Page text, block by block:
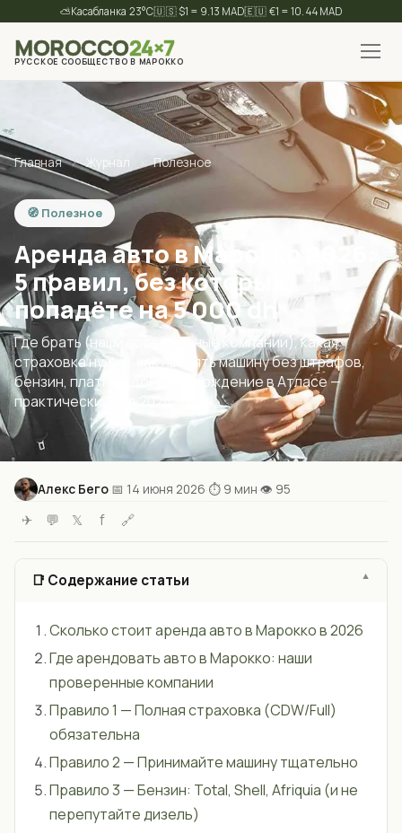
⛅ 23°C🇺🇸 $1 = 9.13 MAD🇪🇺 €1 = 10.44 MAD
MOROCCO24×7
РУССКОЕ СООБЩЕСТВО В МАРОККО
Найти ✕
Главная › Журнал Полезное
🧭 Полезное
Аренда авто в Марокко 2026:
5 правил, без которых
попадёте на 5 000 dh
Где брать (наши проверенные компании), какая
страховка нужна, как принять машину без штрафов,
бензин, платные дороги и вождение в Атласе —
практический гид 2026.
Алекс Бего 📅 14 июня 2026 ⏱ 9 мин 👁 95
✈ 💬 𝕏 f 🔗
📑 Содержание статьи
Сколько стоит аренда авто в Марокко в 2026
Где арендовать авто в Марокко: наши
проверенные компании
Правило 1 — Полная страховка (CDW/Full)
обязательна
Правило 2 — Принимайте машину тщательно
Правило 3 — Бензин: Total, Shell, Afriquia (и не
перепутайте дизель)